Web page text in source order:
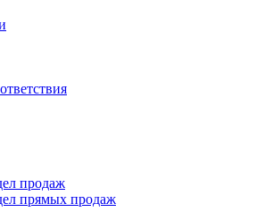
продаж
прямых продаж